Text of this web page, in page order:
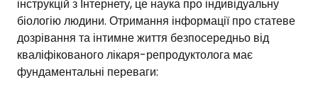
інструкцій з Інтернету, це наука про індивідуальну
біологію людини. Отримання інформації про статеве
дозрівання та інтимне життя безпосередньо від
кваліфікованого лікаря-репродуктолога має
фундаментальні переваги: